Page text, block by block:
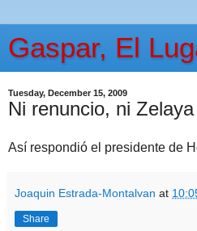
Gaspar, El
Tuesday, December 15, 2009
Ni renuncio, ni
Así respondió el presidente de
Joaquin Estrada-Montalvan at
Share